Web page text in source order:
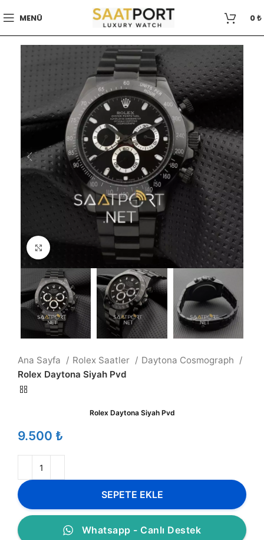
MENÜ 0₺
Büyütmek için tıklayın
Ana Sayfa Rolex Saatler
Daytona Cosmograph
Rolex Daytona Siyah Pvd
Rolex Daytona Siyah Pvd
₺
SEPETE EKLE
Whatsapp - Canlı Destek